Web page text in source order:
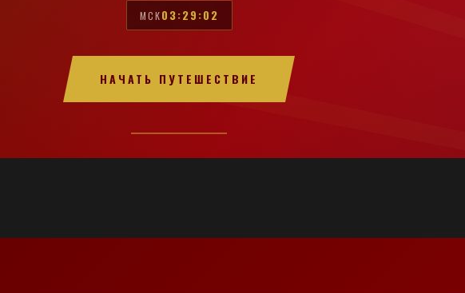
МСК03:29:04
НАЧАТЬ ПУТЕШЕСТВИЕ